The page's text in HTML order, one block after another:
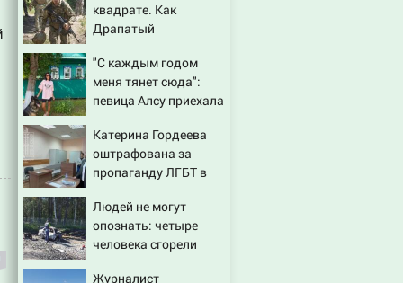
квадрате. Как
Драпатый
"С каждым годом
меня тянет сюда":
певица Алсу приехала
где прошло ее детство
07/08/2026 – Новости
Катерина Гордеева
оштрафована за
пропаганду ЛГБТ в
на Вести.ru
Людей не могут
опознать: четыре
человека сгорели
Журналист